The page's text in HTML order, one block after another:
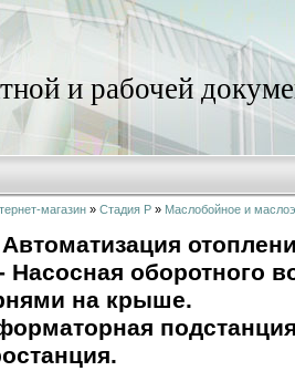
и рабочей
магазин » Стадия Р » Маслобойное и
Автоматизация
Насосная оборотного
на крыше.